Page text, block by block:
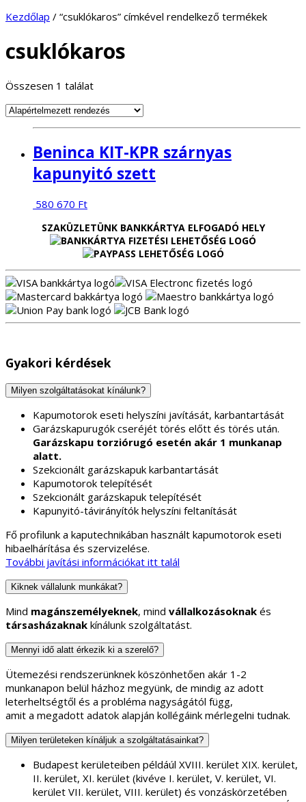
Kezdőlap / “csuklókaros” címkével rendelkező termékek
csuklókaros
Összesen 1 találat
Beninca KIT-KPR szárnyas
kapunyitó szett
580 670 Ft
SZAKÜZLETÜNK BANKKÁRTYA ELFOGADÓ HELY
Gyakori kérdések
Milyen szolgáltatásokat kínálunk?
Kapumotorok eseti helyszíni javítását, karbantartását
Garázskapurugók cseréjét törés előtt és törés után.
Garázskapu torziórugó esetén akár 1 munkanap
alatt.
Szekcionált garázskapuk karbantartását
Kapumotorok telepítését
Szekcionált garázskapuk telepítését
Kapunyitó-távirányítók helyszíni feltanítását
Fő profilunk a kaputechnikában használt kapumotorok eseti
hibaelhárítása és szervizelése.
További javítási információkat itt talál
Kiknek vállalunk munkákat?
Mind magánszemélyeknek, mind vállalkozásoknak és
társasházaknak kínálunk szolgáltatást.
Mennyi idő alatt érkezik ki a szerelő?
Ütemezési rendszerünknek köszönhetően akár 1-2
munkanapon belül házhoz megyünk, de mindig az adott
leterheltségtől és a probléma nagyságától függ,
amit a megadott adatok alapján kollégáink mérlegelni tudnak.
Milyen területeken kínáljuk a szolgáltatásainkat?
Budapest kerületeiben példáúl XVIII. kerület XIX. kerület,
II. kerület, XI. kerület (kivéve I. kerület, V. kerület, VI.
kerület VII. kerület, VIII. kerület) és vonzáskörzetében